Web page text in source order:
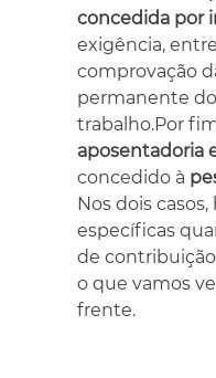
concedida por
exigência,
comprovação
permanente
trabalho.Por
aposentadoria
concedido à
Nos dois
específicas
de
o que vamos
frente.